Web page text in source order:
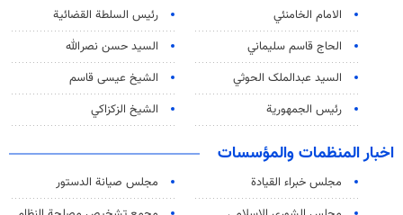
الامام الخامنئي
رئیس السلطة القضائیة
الحاج قاسم سليماني
السيد حسن نصرالله
السید عبدالملک الحوثي
الشيخ عيسى قاسم
رئيس الجمهورية
الشيخ الزكزاكي
اخبار المنظمات والمؤسسات
مجلس خبراء القيادة
مجلس صيانة الدستور